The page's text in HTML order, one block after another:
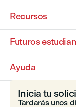
Recursos
Futuros
Ayuda
Inicia tu
Tardarás unos